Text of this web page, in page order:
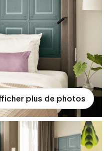
plus de photos